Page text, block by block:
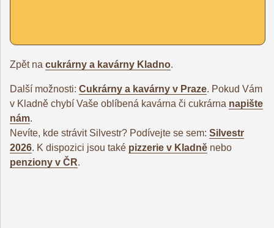
Zpět na cukrárny a kavárny Kladno.
Další možnosti: Cukrárny a kavárny v Praze. Pokud Vám
v Kladně chybí Vaše oblíbená kavárna či cukrárna napište
nám.
Nevíte, kde strávit Silvestr? Podívejte se sem: Silvestr
2026. K dispozici jsou také pizzerie v Kladně nebo
penziony v ČR.